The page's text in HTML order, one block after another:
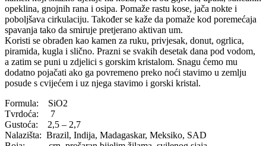
opeklina, gnojnih rana i osipa. Pomaže rastu kose, jača nokte i
poboljšava cirkulaciju. Također se kaže da pomaže kod poremećaja
spavanja tako da smiruje pretjerano aktivan um.
Koristi se obrađen kao kamen za ruku, privjesak, donut, ogrlica,
piramida, kugla i slično. Prazni se svakih desetak dana pod vodom,
a zatim se puni u zdjelici s gorskim kristalom. Snagu ćemo mu
dodatno pojačati ako ga povremeno preko noći stavimo u zemlju
posude s cvijećem i uz njega stavimo i gorski kristal.
Formula: SiO2
Tvrdoća: 7
Gustoća: 2,5 – 2,7
Nalazišta: Brazil, Indija, Madagaskar, Meksiko, SAD